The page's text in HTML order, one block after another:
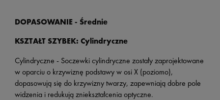
DOPASOWANIE - Średnie
KSZTAŁT SZYBEK: Cylindryczne
Cylindryczne - Soczewki cylindryczne zostały zaprojektowane
w oparciu o krzywiznę podstawy w osi X (poziomo),
dopasowują się do krzywizny twarzy, zapewniają dobre pole
widzenia i redukują zniekształcenia optyczne.